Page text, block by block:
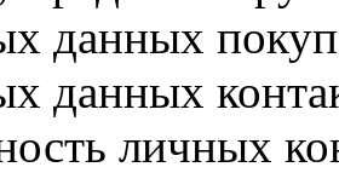
данных
данных
личных